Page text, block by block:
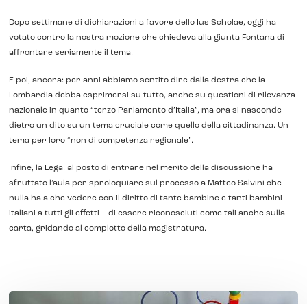
Dopo settimane di dichiarazioni a favore dello Ius Scholae, oggi ha
votato contro la nostra mozione che chiedeva alla giunta Fontana di
affrontare seriamente il tema.
E poi, ancora: per anni abbiamo sentito dire dalla destra che la
Lombardia debba esprimersi su tutto, anche su questioni di rilevanza
nazionale in quanto “terzo Parlamento d’Italia”, ma ora si nasconde
dietro un dito su un tema cruciale come quello della cittadinanza. Un
tema per loro “non di competenza regionale”.
Infine, la Lega: al posto di entrare nel merito della discussione ha
sfruttato l’aula per sproloquiare sul processo a Matteo Salvini che
nulla ha a che vedere con il diritto di tante bambine e tanti bambini –
italiani a tutti gli effetti – di essere riconosciuti come tali anche sulla
carta, gridando al complotto della magistratura.
Non